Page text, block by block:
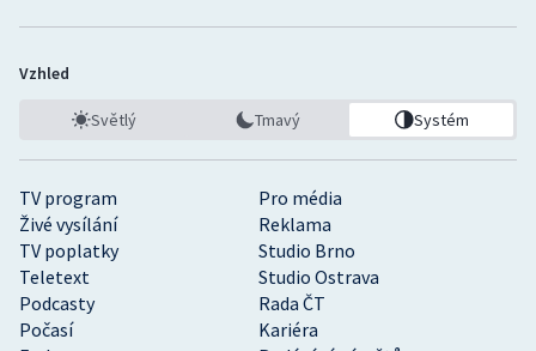
TV program
Pro média
Živé vysílání
Reklama
TV poplatky
Studio Brno
Teletext
Studio Ostrava
Podcasty
Rada ČT
Počasí
Kariéra
Vzhled
Světlý Tmavý Systém